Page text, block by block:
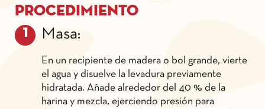
Procedimiento
Masa:
En un recipiente de madera o bol grande, vierte
el agua y disuelve la levadura previamente
hidratada. Añade alrededor del 40 % de la
harina y mezcla, ejerciendo presión para